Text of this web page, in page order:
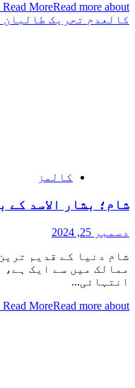
Read More
کالعدم تحریک
کالمز
شام؛ بشار الاسد کے
دسمبر 25, 2024
شام دنیا کے قدیم
ممالک میں سے ایک
انتہائی...
Read MoreRead more about شام؛ بشار الاسد کے بغیر!